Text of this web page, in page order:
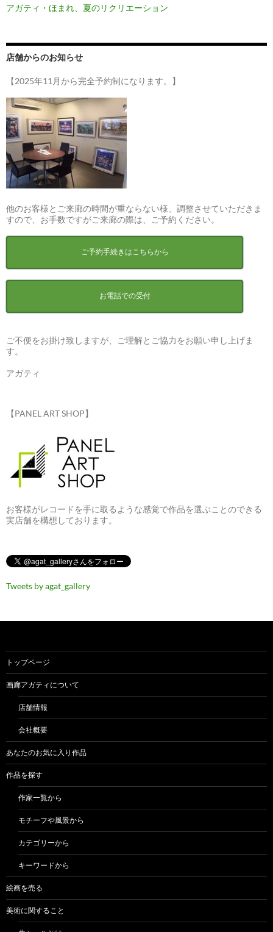
アガティ・ほまれ、夏のリクリエーション
店舗からのお知らせ
【2025年11月から完全予約制になります。】
他のお客様とご来廊の時間が重ならない様、調整させていただきま
すので、お手数ですがご来廊の際は、ご予約ください。
ご予約手続きはこちらから
お電話での受付
ご不便をお掛け致しますが、ご理解とご協力をお願い申し上げま
す。
アガティ
【PANEL ART SHOP】
お客様がレコードを手に取るような感覚で作品を選ぶことのできる
実店舗を構想しております。
Tweets by agat_gallery
トップページ
画廊アガティについて
店舗情報
会社概要
あなたのお気に入り作品
作品を探す
作家一覧から
モチーフや風景から
カテゴリーから
キーワードから
絵画を売る
美術に関すること